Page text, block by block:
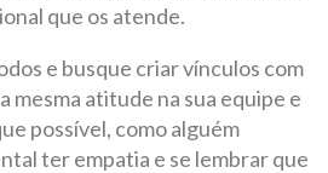
que os atende.
e busque criar vínculos com
mesma atitude na sua equipe e
possível, como alguém
ter empatia e se lembrar que